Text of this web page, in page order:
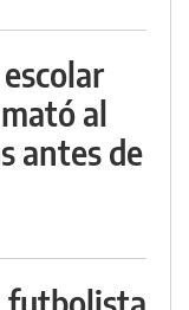
al
antes de